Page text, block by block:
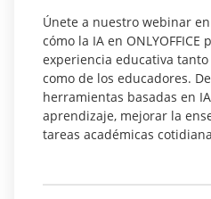
Únete a nuestro webinar
cómo la IA en
experiencia educativa
como de los educadores.
herramientas basadas en
aprendizaje, mejorar la
tareas académicas